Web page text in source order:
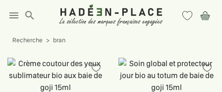
menu search
Recherche bran